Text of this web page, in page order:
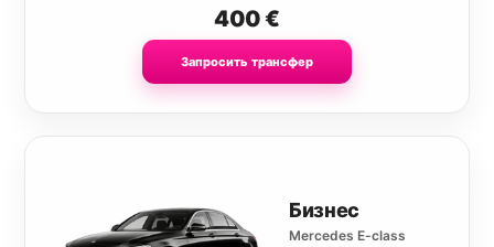
400€
Запросить трансфер
Бизнес
Mercedes E-class